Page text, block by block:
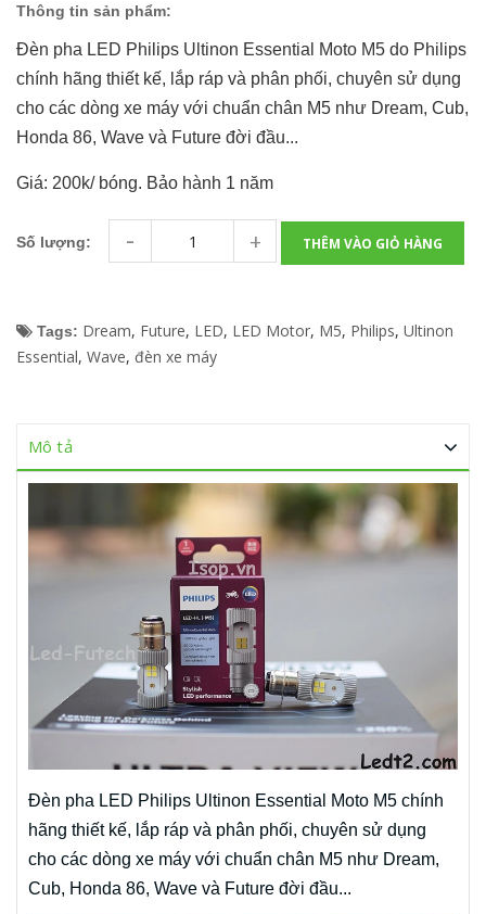
Thông tin sản phẩm:
Đèn pha LED Philips Ultinon Essential Moto M5 do Philips
chính hãng thiết kế, lắp ráp và phân phối, chuyên sử dụng
cho các dòng xe máy với chuẩn chân M5 như Dream, Cub,
Honda 86, Wave và Future đời đầu...
Giá: 200k/ bóng. Bảo hành 1 năm
Số lượng: - + THÊM VÀO GIỎ HÀNG
Tags: Dream, Future, LED, LED Motor, M5, Philips, Ultinon
Essential, Wave, đèn xe máy
Mô tả
Đèn pha LED Philips Ultinon Essential Moto M5 chính
hãng thiết kế, lắp ráp và phân phối, chuyên sử dụng
cho các dòng xe máy với chuẩn chân M5 như Dream,
Cub, Honda 86, Wave và Future đời đầu...